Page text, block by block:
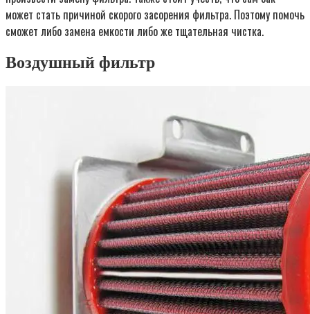
может стать причиной скорого засорения фильтра. Поэтому помочь
сможет либо замена емкости либо же тщательная чистка.
Воздушный фильтр